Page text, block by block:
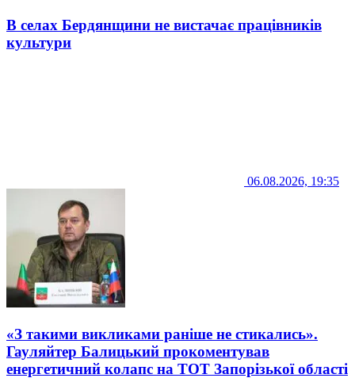
В селах Бердянщини не вистачає працівників
культури
06.08.2026, 19:35
«З такими викликами раніше не стикались».
Гауляйтер Балицький прокоментував
енергетичний колапс на ТОТ Запорізької області